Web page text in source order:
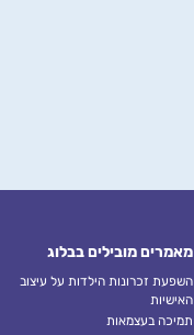
מאמרים מובילים בבלוג
השפעת זכרונות הילדות על עיצוב
האישיות
תמיכה בעצמאות